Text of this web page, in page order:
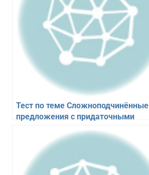
Тест по теме Сложноподчинённые
предложения с придаточными
для 6 класса. 10 вопросов